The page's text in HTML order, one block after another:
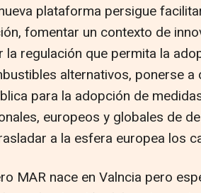
plataforma persigue
fomentar un contexto de
la regulación que permita la
alternativos, ponerse a
para la adopción de
europeos y globales de
a la esfera europea los
MAR nace en Valncia pero